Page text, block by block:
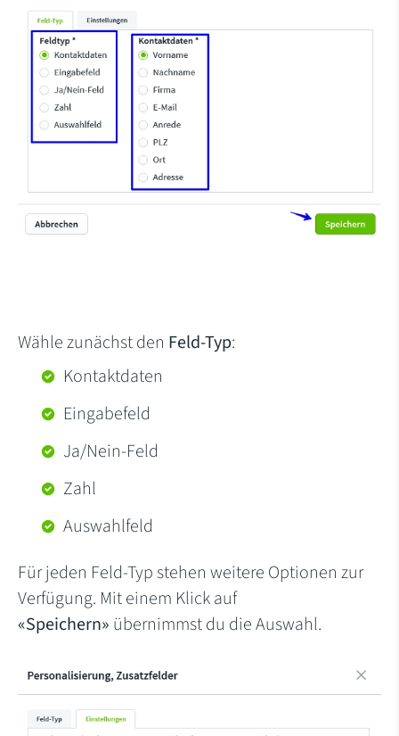
Wähle zunächst den Feld-Typ:
Kontaktdaten
Eingabefeld
Ja/Nein-Feld
Zahl
Auswahlfeld
Für jeden Feld-Typ stehen weitere Optionen zur
Verfügung. Mit einem Klick auf
«Speichern» übernimmst du die Auswahl.